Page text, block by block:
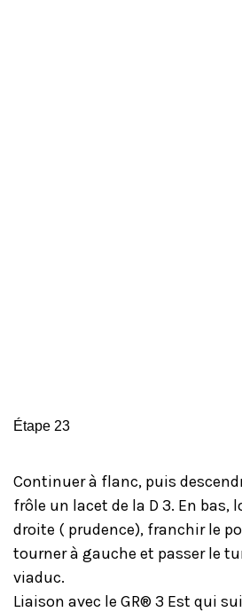
Étape 23
Continuer à flanc, puis
frôle un lacet de la D 3. En bas,
droite ( prudence), franchir le
tourner à gauche et passer le
viaduc.
Liaison avec le GR® 3 Est qui